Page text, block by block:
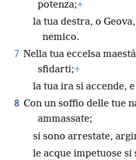
potenza;+
la tua destra, o
nemico.
7 Nella tua eccelsa
sfidarti;+
la tua ira si accende,
8 Con un soffio delle tue
ammassate;
si sono arrestate,
le acque impetuose